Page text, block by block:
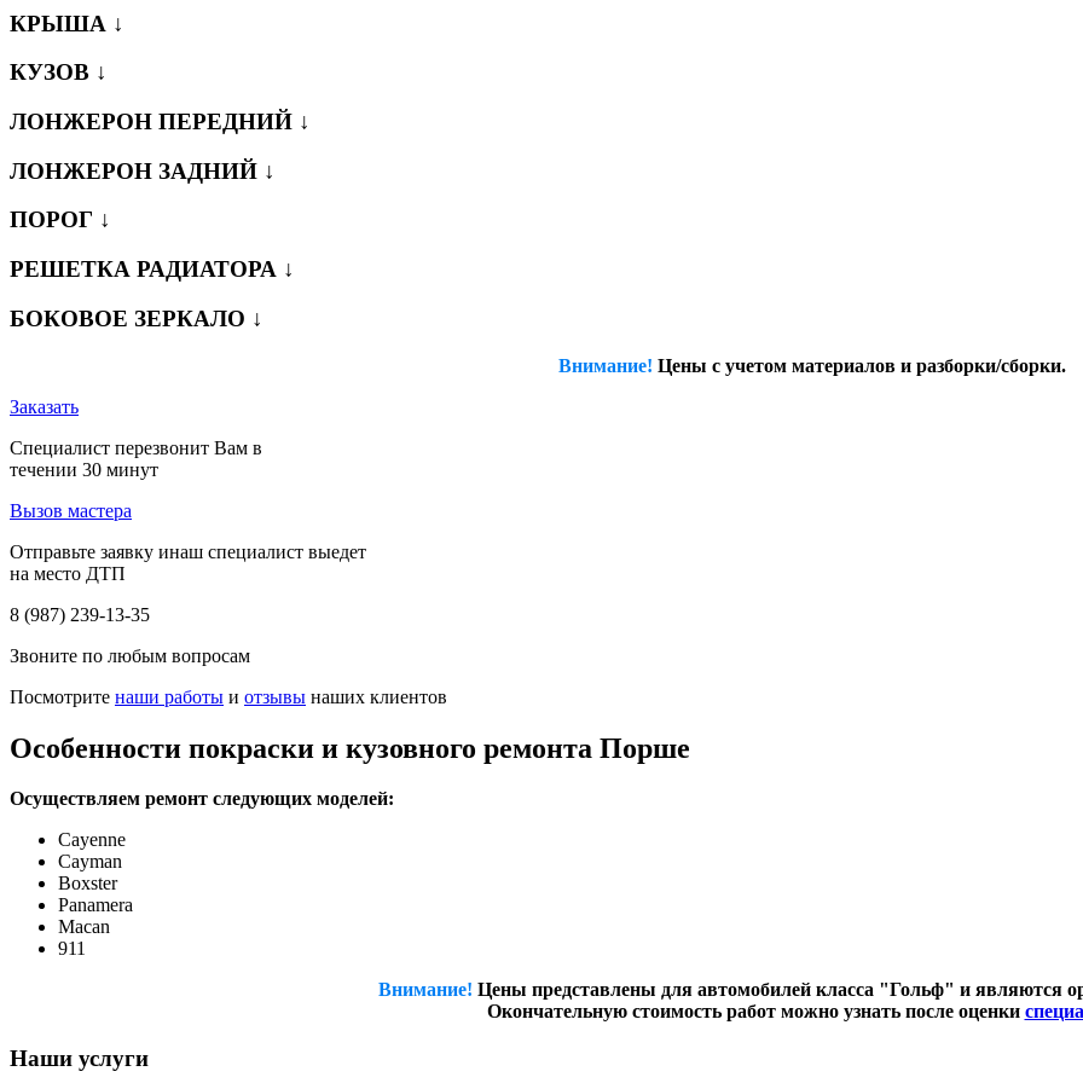
КРЫША ↓
КУЗОВ ↓
ЛОНЖЕРОН ПЕРЕДНИЙ ↓
ЛОНЖЕРОН ЗАДНИЙ ↓
ПОРОГ ↓
РЕШЕТКА РАДИАТОРА ↓
БОКОВОЕ ЗЕРКАЛО ↓
Внимание! Цены с учетом материалов и разборки/сборки.
Заказать
Специалист перезвонит Вам в
течении 30 минут
Вызов мастера
Отправьте заявку инаш специалист выедет
на место ДТП
8 (987) 239-13-35
Звоните по любым вопросам
Посмотрите наши работы и отзывы наших клиентов
Особенности покраски и кузовного ремонта Порше
Осуществляем ремонт следующиx моделей:
Cayenne
Cayman
Boxster
Panamera
Macan
911
Внимание! Цены представлены для автомобилей класса "Гольф" и являются
Окончательную стоимость работ можно узнать после оценки
Наши услуги